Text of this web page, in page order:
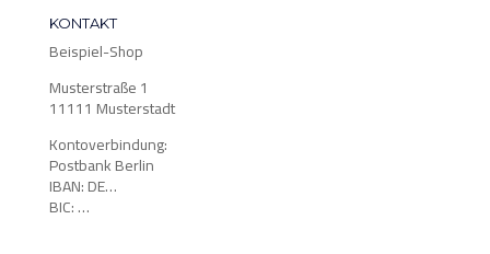
KONTAKT
Beispiel-Shop
Musterstraße 1
11111 Musterstadt
Kontoverbindung:
Postbank Berlin
IBAN: DE…
BIC: …